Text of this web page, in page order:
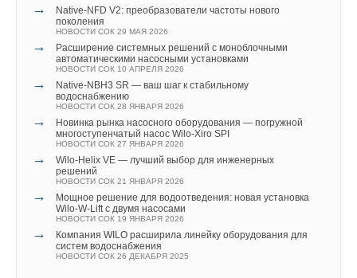
→
Native‑NFD V2: преобразователи частоты нового
поколения
НОВОСТИ СОК 29 МАЯ 2026
→
Расширение системных решений с моноблочными
автоматическими насосными установками
НОВОСТИ СОК 10 АПРЕЛЯ 2026
→
Native-NBH3 SR — ваш шаг к стабильному
водоснабжению
НОВОСТИ СОК 28 ЯНВАРЯ 2026
→
Новинка рынка насосного оборудования — погружной
многоступенчатый насос Wilo-Xiro SPI
НОВОСТИ СОК 27 ЯНВАРЯ 2026
→
Wilo-Helix VE — лучший выбор для инженерных
решений
НОВОСТИ СОК 21 ЯНВАРЯ 2026
→
Мощное решение для водоотведения: новая установка
Wilo-W-Lift с двумя насосами
НОВОСТИ СОК 19 ЯНВАРЯ 2026
→
Компания WILO расширила линейку оборудования для
систем водоснабжения
НОВОСТИ СОК 26 ДЕКАБРЯ 2025
Ваш E-mail *